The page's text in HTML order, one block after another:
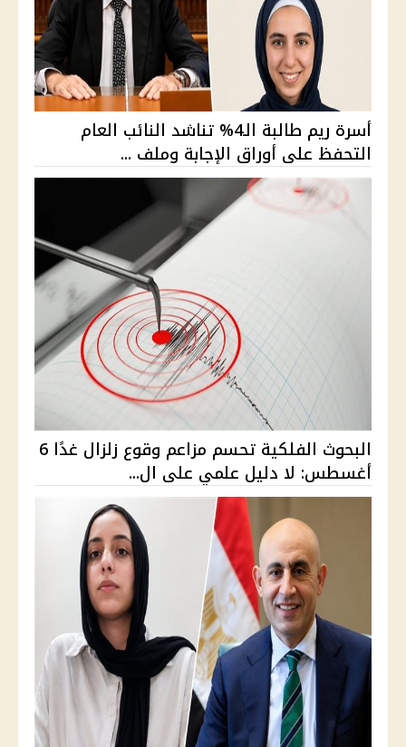
أسرة ريم طالبة الـ4% تناشد النائب العام
التحفظ على أوراق الإجابة وملف ...
البحوث الفلكية تحسم مزاعم وقوع زلزال غدًا 6
أغسطس: لا دليل علمي على ال...